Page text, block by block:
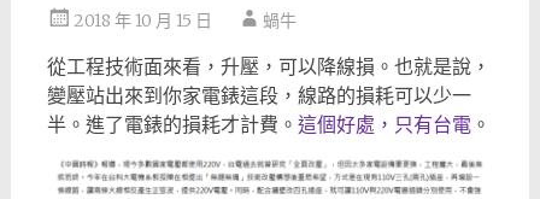
2018 年 10 月 15 日 蝸牛
從工程技術面來看，升壓，可以降線損。也就是說，
變壓站出來到你家電錶這段，線路的損耗可以少一
半。進了電錶的損耗才計費。 這個好處，只有台電。